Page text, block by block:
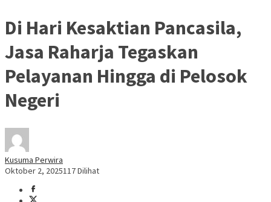
Di Hari Kesaktian Pancasila,
Jasa Raharja Tegaskan
Pelayanan Hingga di Pelosok
Negeri
Kusuma Perwira
Oktober 2, 2025117 Dilihat